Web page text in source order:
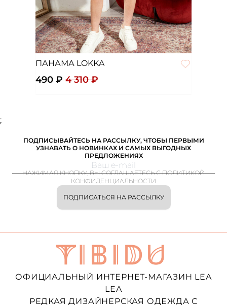
ПАНАМА LOKKA
490 ₽ 4 310 ₽
;
ПОДПИСЫВАЙТЕСЬ НА РАССЫЛКУ, ЧТОБЫ ПЕРВЫМИ
УЗНАВАТЬ О НОВИНКАХ И САМЫХ ВЫГОДНЫХ
ПРЕДЛОЖЕНИЯХ
ПОДПИСАТЬСЯ НА РАССЫЛКУ
НАЖИМАЯ КНОПКУ, ВЫ СОГЛАШАЕТЕСЬ С ПОЛИТИКОЙ
КОНФИДЕНЦИАЛЬНОСТИ
ОФИЦИАЛЬНЫЙ ИНТЕРНЕТ-МАГАЗИН LEA
LEA
РЕДКАЯ ДИЗАЙНЕРСКАЯ ОДЕЖДА С